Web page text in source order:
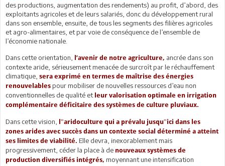
des productions, augmentation des rendements) au profit, d’abord, des
exploitants agricoles et de leurs salariés, donc du développement rural
dans son ensemble, ensuite, de tous les segments des filières agricoles
et agro-alimentaires, et par voie de conséquence de l’ensemble de
l’économie nationale.
Dans cette orientation, l’avenir de notre agriculture, ancrée dans son
contexte aride, sérieusement menacée de surcroît par le réchauffement
climatique, sera exprimé en termes de maîtrise des énergies
renouvelables pour mobiliser de nouvelles ressources d’eau non
conventionnelles de qualité et leur valorisation optimale en irrigation
complémentaire déficitaire des systèmes de culture pluviaux.
Dans cette vision,
l‟aridoculture qui a prévalu jusqu‟ici dans les
zones arides avec succès dans un contexte social déterminé a atteint
ses limites de viabilité. Elle devra, inexorablement mais
progressivement, céder la place à de nouveaux systèmes de
production diversifiés intégrés, moyennant une intensification